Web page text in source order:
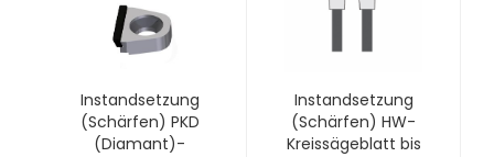
Instandsetzung
(Schärfen) PKD
(Diamant)-
Instandsetzung
(Schärfen) HW-
Kreissägeblatt bis